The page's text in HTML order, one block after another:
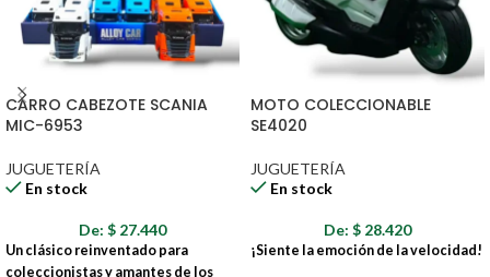
CARRO CABEZOTE SCANIA
MIC-6953
JUGUETERÍA
En stock
De: $ 27.440
Un clásico reinventado para
coleccionistas y amantes de los
MOTO COLECCIONABLE
SE4020
JUGUETERÍA
En stock
De: $ 28.420
¡Siente la emoción de la velocidad!